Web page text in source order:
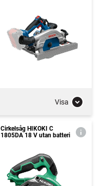
Visa
Cirkelsåg HIKOKI C
1805DA 18 V utan batteri